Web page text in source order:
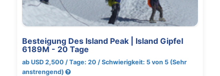
Besteigung Des Island Peak | Island Gipfel
6189M - 20 Tage
ab USD 2,500 / Tage: 20 / Schwierigkeit: 5 von 5 (Sehr
anstrengend)